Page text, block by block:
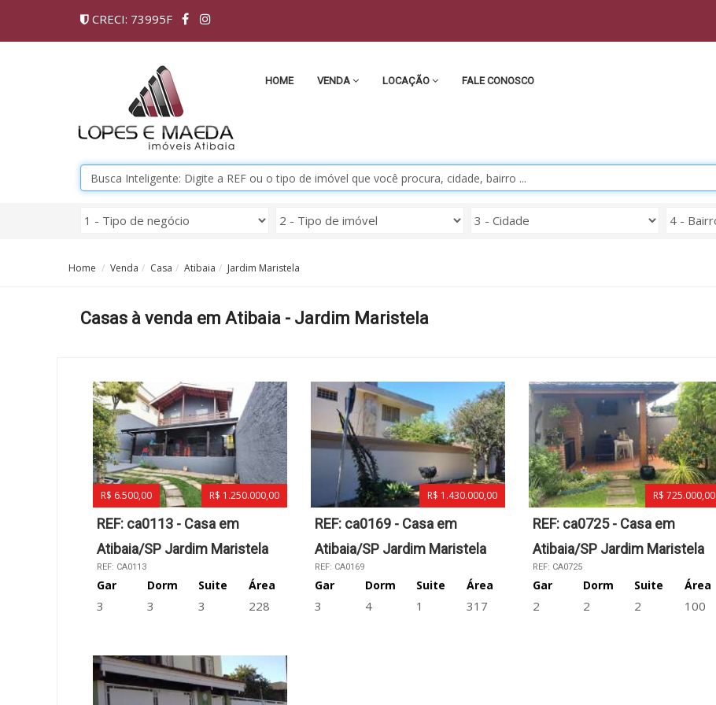
CRECI: 73995F
HOME VENDA LOCAÇÃO FALE CONOSCO
Home Venda Casa Atibaia Jardim Maristela
Casas à venda em Atibaia - Jardim Maristela
R$ 6.500,00 R$ 1.250.000,00
REF: ca0113 - Casa em
Atibaia/SP Jardim Maristela
REF: CA0113
Gar
3
Dorm
3
Suite
3
Área
228
R$ 1.430.000,00
REF: ca0169 - Casa em
Atibaia/SP Jardim Maristela
REF: CA0169
Gar
3
Dorm
4
Suite
1
Área
317
R$ 725.000,00
REF: ca0725 - Casa em
Atibaia/SP Jardim Maristela
REF: CA0725
Gar
2
Dorm
2
Suite
2
Área
100